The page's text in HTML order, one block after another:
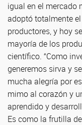
igual en el mercado
adoptó totalmente
productores, y hoy
mayoría de los
científico. “Como
generemos sirva y
mucha alegría por
mimo al corazón y
aprendido y
Es como la frutilla